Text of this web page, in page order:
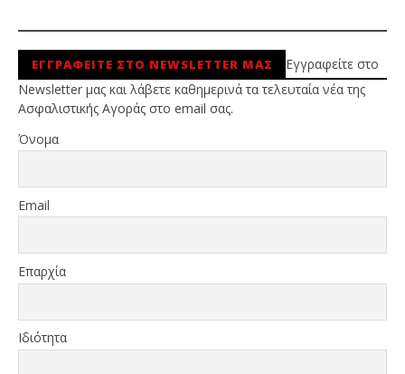
ΕΓΓΡΑΦΕΙΤΕ ΣΤΟ NEWSLETTER ΜΑΣ
Εγγραφείτε στο
Newsletter μας και λάβετε καθημερινά τα τελευταία νέα της
Ασφαλιστικής Αγοράς στο email σας.
Όνομα
Email
Επαρχία
Ιδιότητα